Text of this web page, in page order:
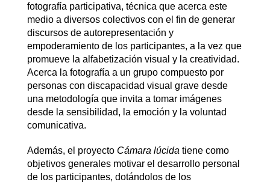
fotografía participativa, técnica que acerca este
medio a diversos colectivos con el fin de generar
discursos de autorepresentación y
empoderamiento de los participantes, a la vez que
promueve la alfabetización visual y la creatividad.
Acerca la fotografía a un grupo compuesto por
personas con discapacidad visual grave desde
una metodología que invita a tomar imágenes
desde la sensibilidad, la emoción y la voluntad
comunicativa.
Además, el proyecto Cámara lúcida tiene como
objetivos generales motivar el desarrollo personal
de los participantes, dotándolos de los